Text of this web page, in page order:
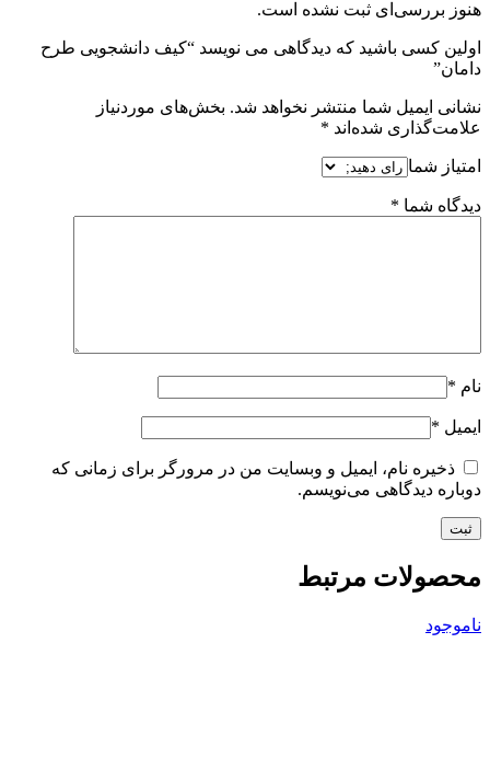
هنوز بررسی‌ای ثبت نشده است.
اولین کسی باشید که دیدگاهی می نویسد “کیف دانشجویی طرح
دامان”
نشانی ایمیل شما منتشر نخواهد شد. بخش‌های موردنیاز
علامت‌گذاری شده‌اند *
امتیاز شما
دیدگاه شما *
نام *
ایمیل *
ذخیره نام، ایمیل و وبسایت من در مرورگر برای زمانی که
دوباره دیدگاهی می‌نویسم.
محصولات مرتبط
ناموجود